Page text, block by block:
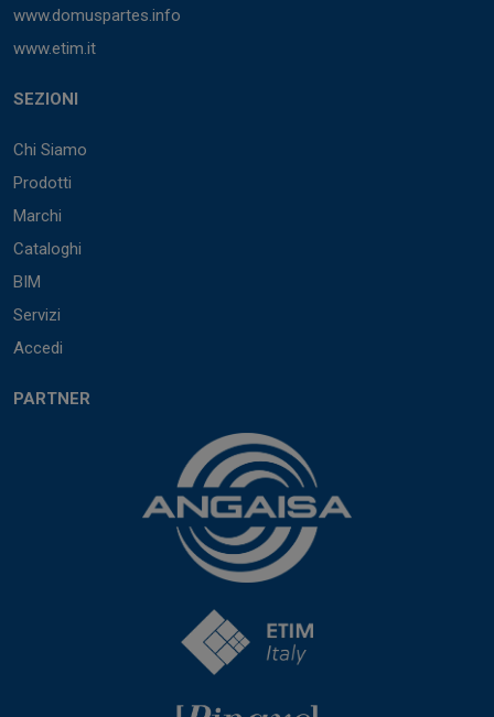
www.domuspartes.info
www.etim.it
SEZIONI
Chi Siamo
Prodotti
Marchi
Cataloghi
BIM
Servizi
Accedi
PARTNER